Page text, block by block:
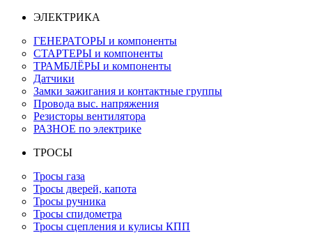
ЭЛЕКТРИКА
ГЕНЕРАТОРЫ и компоненты
СТАРТЕРЫ и компоненты
ТРАМБЛЁРЫ и компоненты
Датчики
Замки зажигания и контактные группы
Провода выс. напряжения
Резисторы вентилятора
РАЗНОЕ по электрике
ТРОСЫ
Тросы газа
Тросы дверей, капота
Тросы ручника
Тросы спидометра
Тросы сцепления и кулисы КПП